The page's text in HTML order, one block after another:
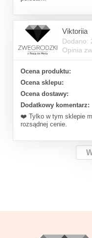
Viktoriia
Dodano:
Opinia
Ocena produktu:
Ocena sklepu:
Ocena dostawy:
Dodatkowy komentarz:
❤️ Tylko w tym sklepie
rozsądnej cenie.